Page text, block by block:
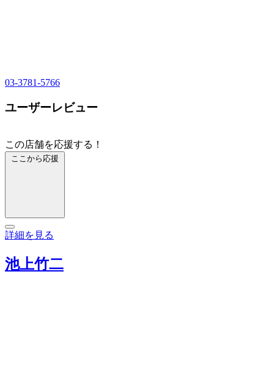
03-3781-5766
ユーザーレビュー
この店舗を応援する！
ここから応援
詳細を見る
池上竹二